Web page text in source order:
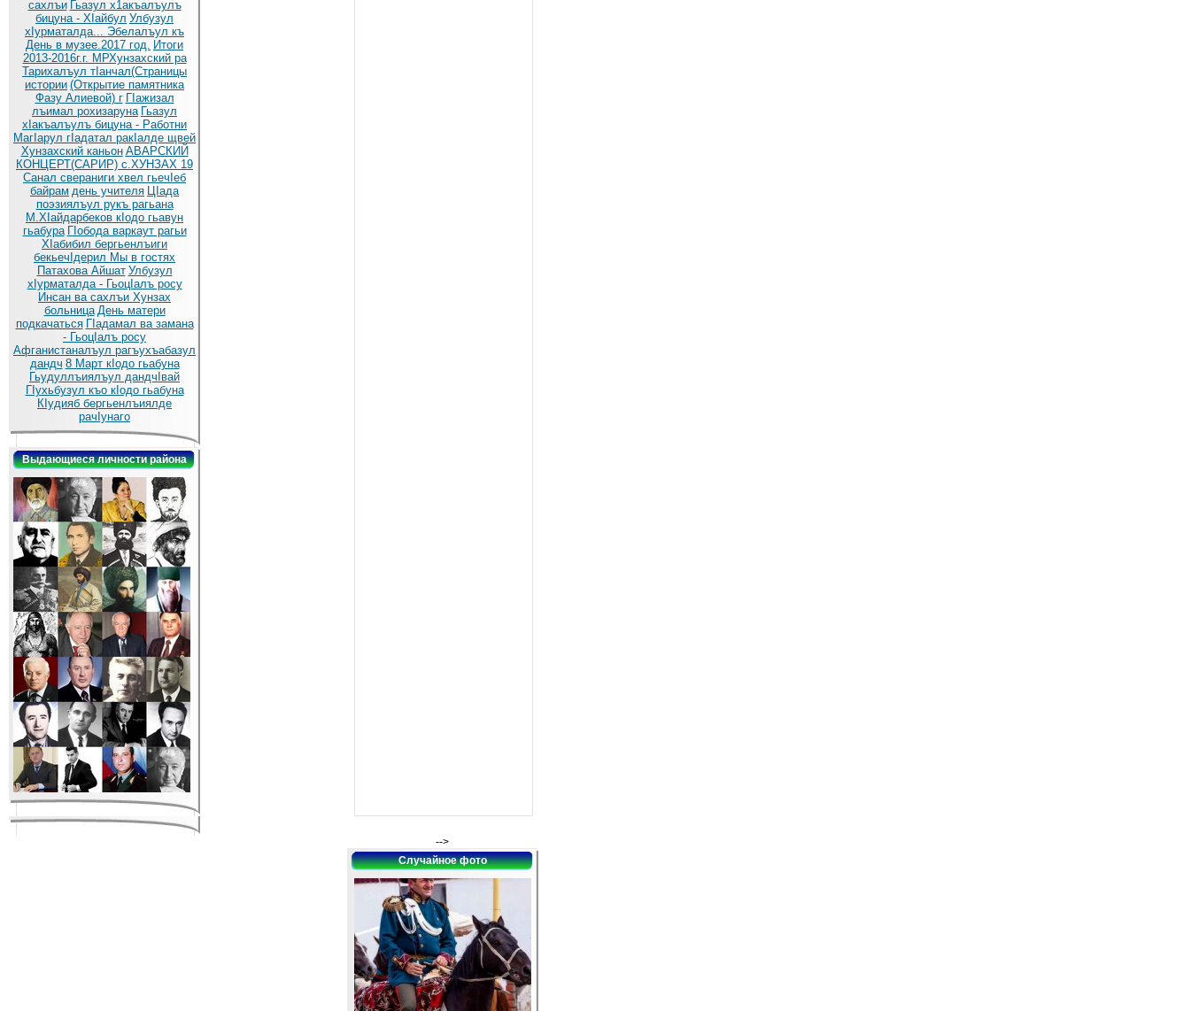
сахлъи Гьазул х1акъалъулъ
бицуна - ХIайбул Улбузул
хIурматалда... Эбелалъул къ
День в музее.2017 год. Итоги
2013-2016г.г. МРХунзахский ра
Тарихалъул тIанчал(Страницы
истории (Открытие памятника
Фазу Алиевой) г ГIажизал
лъимал рохизаруна Гьазул
хIакъалъулъ бицуна - Работни
МагIарул гIадатал ракIалде щвей
Хунзахский каньон АВАРСКИЙ
КОНЦЕРТ(САРИР) с.ХУНЗАХ 19
Санал свераниги хвел гьечIеб
байрам день учителя ЦIада
поэзиялъул рукъ рагьана
М.ХIайдарбеков кIодо гьавун
гьабура ГIобода варкаут рагьи
ХIабибил бергьенлъиги
бекьечIдерил Мы в гостях
Патахова Айшат Улбузул
хIурматалда - ГьоцIалъ росу
Инсан ва сахлъи Хунзах
больница День матери
подкачаться ГIадамал ва замана
- ГьоцIалъ росу
Афганистаналъул рагъухъабазул
дандч 8 Март кIодо гьабуна
Гьудуллъиялъул дандчIвай
ГIухьбузул къо кIодо гьабуна
КIудияб бергьенлъиялде
рачIунаго
Выдающиеся личности района
-->
Случайное фото